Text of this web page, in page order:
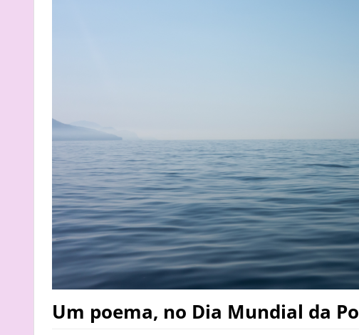
Um poema, no Dia Mundial da